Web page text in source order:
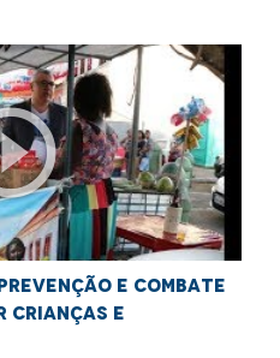
e combate
crianças e